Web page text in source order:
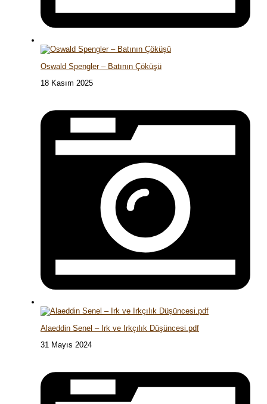
Oswald Spengler – Batının Çöküşü
18 Kasım 2025
Alaeddin Senel – Irk ve Irkçılık Düşüncesi.pdf
31 Mayıs 2024